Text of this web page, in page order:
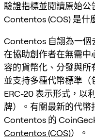
驗證指標並閱讀原始公
Contentos (COS) 是什
Contentos 自詡為一個
在協助創作者在無需中
容的貨幣化、分發與所
並支持多種代幣標準（
ERC-20 表示形式，以
牌）。有關最新的代幣
Contentos 的
Contentos (COS)）。